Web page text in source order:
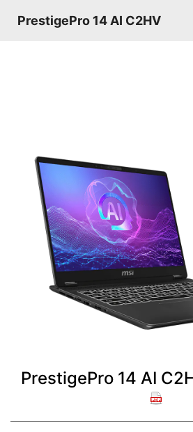
PrestigePro 14 AI C2HV
PrestigePro 14 AI